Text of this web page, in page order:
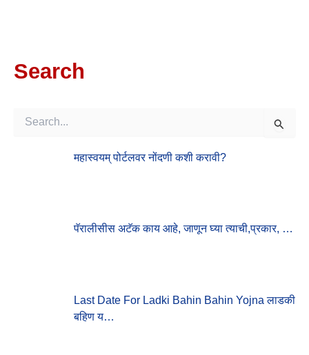
Search
महास्वयम् पोर्टलवर नोंदणी कशी करावी?
पॅरालीसीस अटॅक काय आहे, जाणून घ्या त्याची,प्रकार, …
Last Date For Ladki Bahin Bahin Yojna लाडकी
बहिण य…